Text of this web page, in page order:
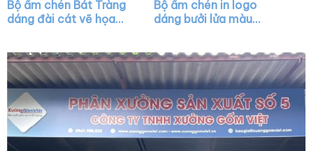
Bộ ấm chén Bát Tràng
dáng đài cát vẽ họa
Bộ ấm chén in logo
dáng bưởi lửa màu